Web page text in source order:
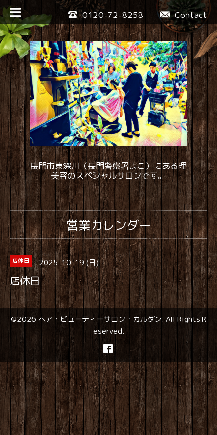
Contact
0120-72-8258
長門市東深川（長門警察署よこ）にある理
美容のスペシャルサロンです。
営業カレンダー
店休日 2025-10-19 (日)
店休日
©2026 ヘア・ビューティーサロン・カルダン. All Rights R
eserved.